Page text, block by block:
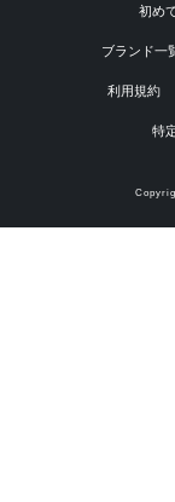
初め
ブランド一
利用規約
特